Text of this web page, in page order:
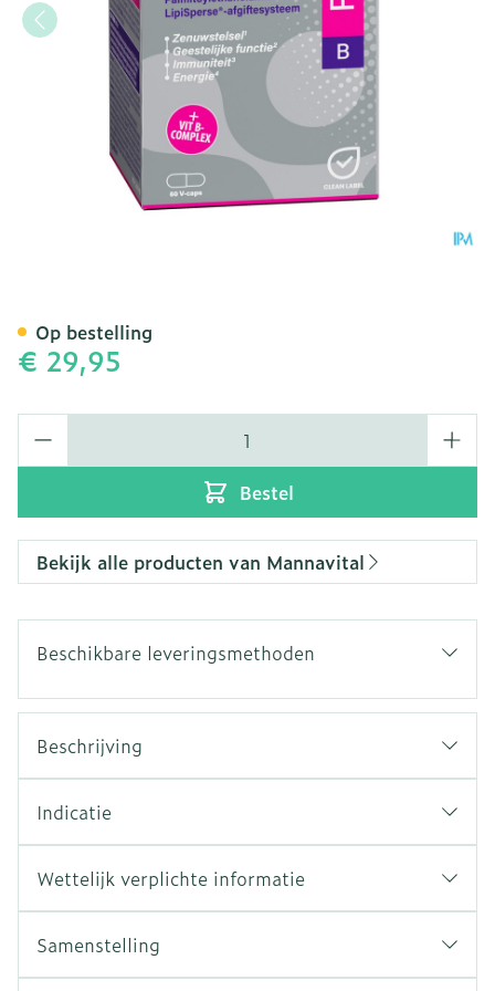
€ 29,95
Bestel
Op bestelling
Bekijk alle producten van Mannavital
Beschikbare leveringsmethoden
Beschrijving
Indicatie
Wettelijk verplichte informatie
Samenstelling